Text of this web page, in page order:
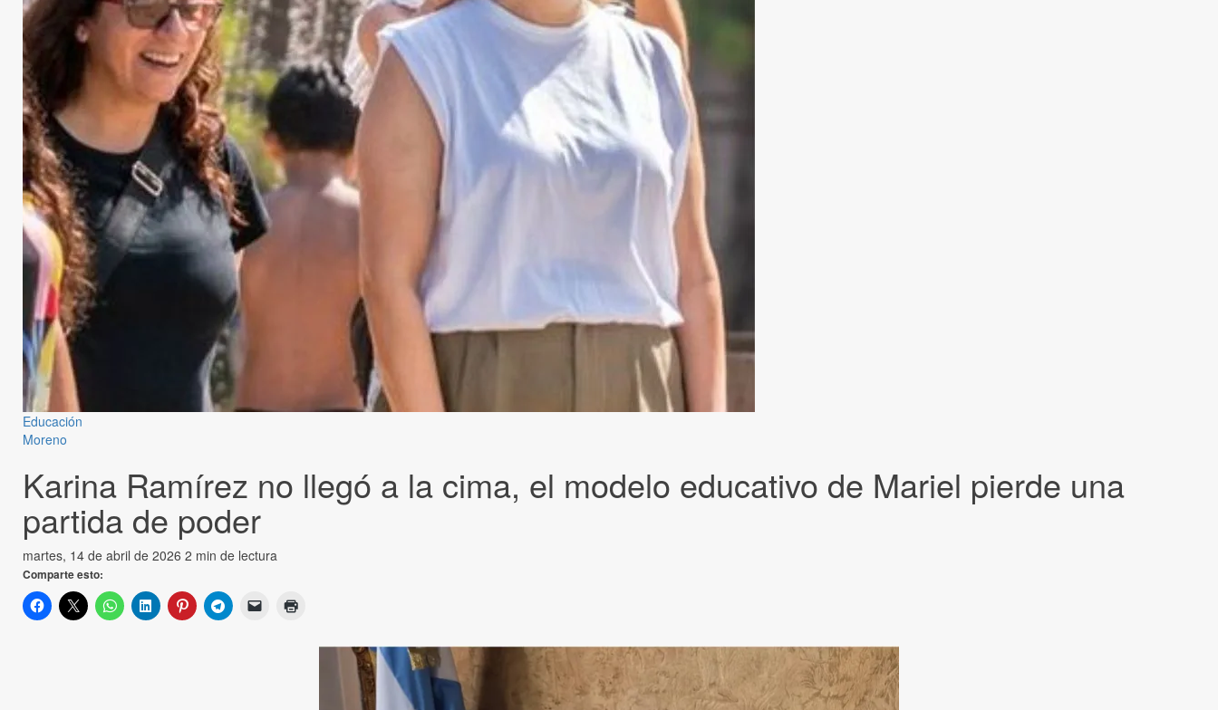
Educación
Moreno
Karina Ramírez no llegó a la cima, el modelo educativo de Mariel pierde una
partida de poder
martes, 14 de abril de 2026 2 min de lectura
Comparte esto: